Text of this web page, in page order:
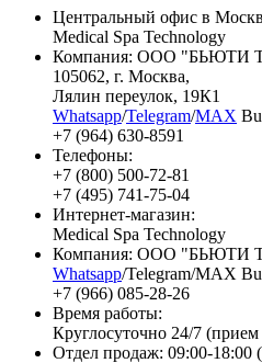
Центральный офис в
Medical Spa Technology
Компания: ООО
105062, г. Москва,
Лялин переулок, 19К1
Whatsapp/Telegram/MAX
+7 (964) 630-8591
Телефоны:
+7 (800) 500-72-81
+7 (495) 741-75-04
Интернет-магазин:
Medical Spa Technology
Компания: ООО
Whatsapp/Telegram/MAX
+7 (966) 085-28-26
Время работы:
Круглосуточно 24/7 (прием
Отдел продаж: 09:00-18:00